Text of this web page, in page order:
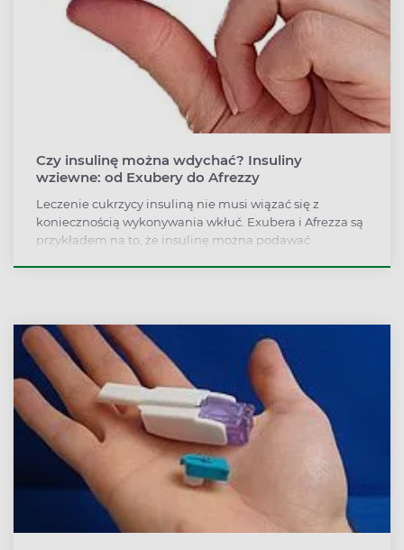
Czy insulinę można wdychać? Insuliny
wziewne: od Exubery do Afrezzy
Leczenie cukrzycy insuliną nie musi wiązać się z
koniecznością wykonywania wkłuć. Exubera i Afrezza są
przykładem na to, że insulinę można podawać